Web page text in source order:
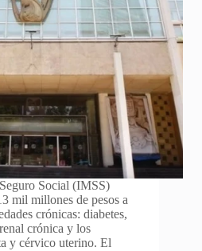
Social (IMSS)
mil millones de pesos a
crónicas: diabetes,
crónica y los
y cérvico uterino. El